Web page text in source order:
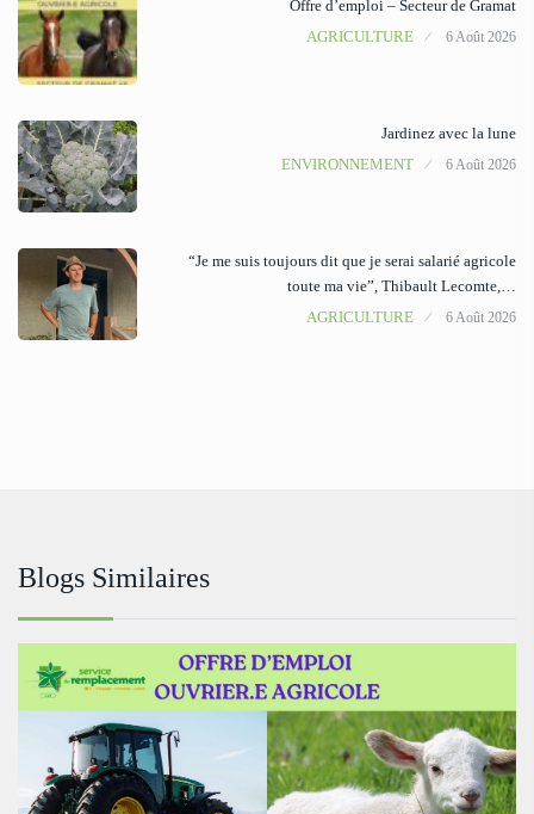
Offre d’emploi – Secteur de Gramat
AGRICULTURE
6 Août 2026
Jardinez avec la lune
ENVIRONNEMENT
6 Août 2026
“Je me suis toujours dit que je serai salarié agricole
toute ma vie”, Thibault Lecomte,…
AGRICULTURE
6 Août 2026
Blogs Similaires